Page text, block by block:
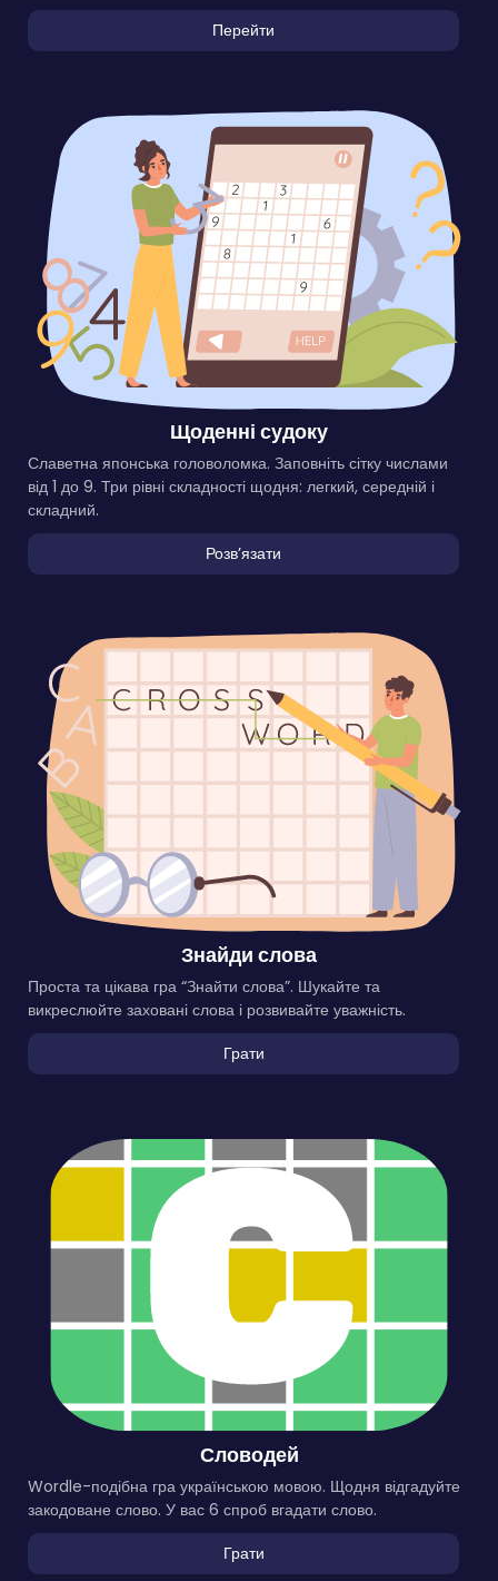
Перейти
Щоденні судоку
Славетна японська головоломка. Заповніть сітку числами
від 1 до 9. Три рівні складності щодня: легкий, середній і
складний.
Розвʼязати
Знайди слова
Проста та цікава гра “Знайти слова”. Шукайте та
викреслюйте заховані слова і розвивайте уважність.
Грати
Словодей
Wordle-подібна гра українською мовою. Щодня відгадуйте
закодоване слово. У вас 6 спроб вгадати слово.
Грати